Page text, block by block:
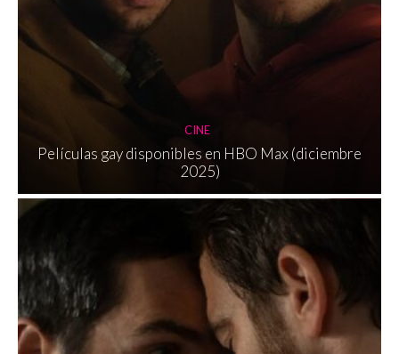
CINE
Películas gay disponibles en HBO Max (diciembre
2025)